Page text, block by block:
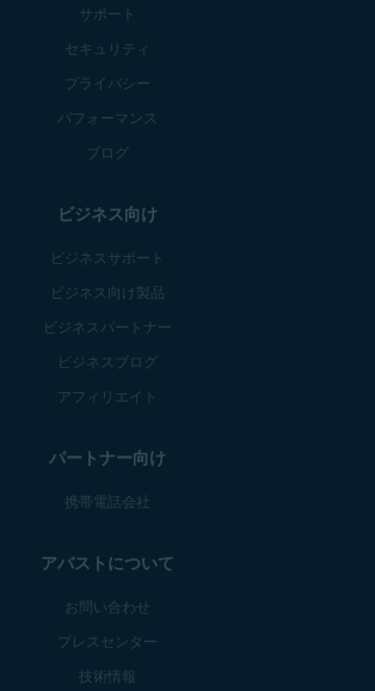
サポート
セキュリティ
プライバシー
パフォーマンス
ブログ
ビジネス向け
ビジネスサポート
ビジネス向け製品
ビジネスパートナー
ビジネスブログ
アフィリエイト
パートナー向け
携帯電話会社
アバストについて
お問い合わせ
プレスセンター
技術情報